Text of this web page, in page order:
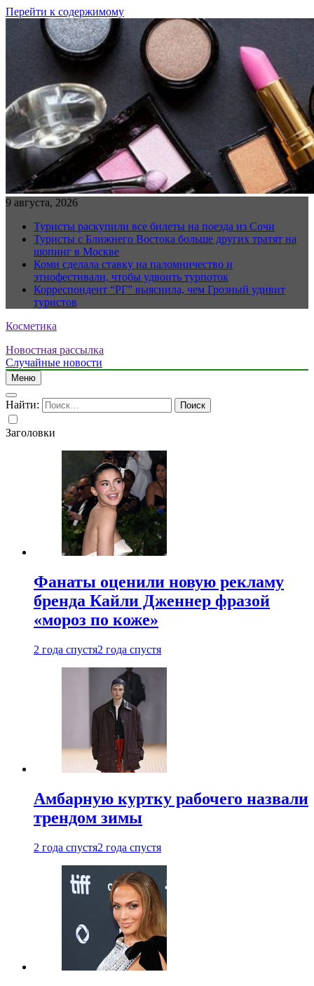
Перейти к содержимому
9 августа, 2026
Туристы раскупили все билеты на поезда из Сочи
Туристы с Ближнего Востока больше других тратят на
шопинг в Москве
Коми сделала ставку на паломничество и
этнофестивали, чтобы удвоить турпоток
Корреспондент “РГ” выяснила, чем Грозный удивит
туристов
Косметика
Новостная рассылка
Случайные новости
Меню
Найти:
Заголовки
Фанаты оценили новую рекламу
бренда Кайли Дженнер фразой
«мороз по коже»
2 года спустя2 года спустя
Амбарную куртку рабочего назвали
трендом зимы
2 года спустя2 года спустя